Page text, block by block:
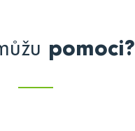
pomoci?